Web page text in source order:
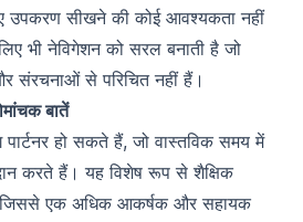
उपकरण सीखने की कोई आवश्यकता नहीं
भी नेविगेशन को सरल बनाती है जो
संरचनाओं से परिचित नहीं हैं।
बातें
पार्टनर हो सकते हैं, जो वास्तविक समय में
करते हैं। यह विशेष रूप से शैक्षिक
जिससे एक अधिक आकर्षक और सहायक